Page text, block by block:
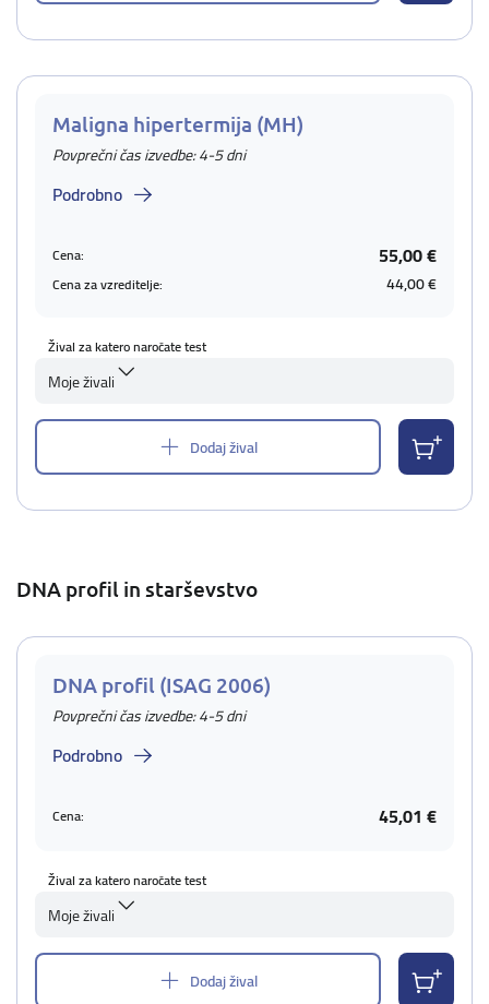
Maligna hipertermija (MH)
Povprečni čas izvedbe: 4-5 dni
Podrobno
Cena: 55,00 €
Cena za vzreditelje: 44,00 €
Žival za katero naročate test
Moje živali
Dodaj žival
DNA profil in starševstvo
DNA profil (ISAG 2006)
Povprečni čas izvedbe: 4-5 dni
Podrobno
Cena: 45,01 €
Žival za katero naročate test
Moje živali
Dodaj žival